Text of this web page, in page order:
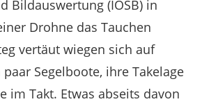
Bildauswertung (IOSB) in
Drohne das Tauchen
vertäut wiegen sich auf
Segelboote, ihre Takelage
im Takt. Etwas abseits davon